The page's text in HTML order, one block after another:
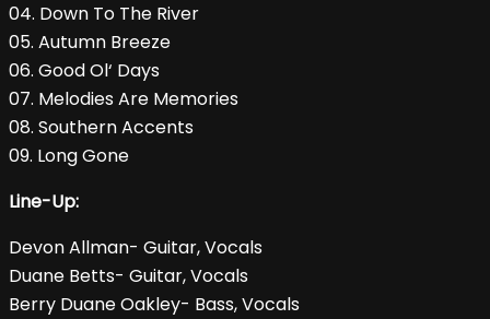
04. Down To The River
05. Autumn Breeze
06. Good Ol‘ Days
07. Melodies Are Memories
08. Southern Accents
09. Long Gone
Line-Up:
Devon Allman- Guitar, Vocals
Duane Betts- Guitar, Vocals
Berry Duane Oakley- Bass, Vocals